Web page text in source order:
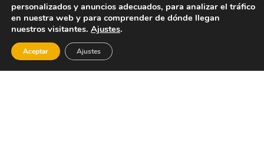
PARQUE DE SAN LUIS
personalizados y anuncios adecuados, para analizar el tráfico
en nuestra web y para comprender de dónde llegan
nuestros visitantes. Ajustes.
Aceptar Ajustes